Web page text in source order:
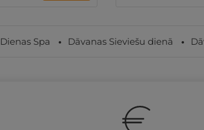
Dienas Spa Dāvanas Sieviešu dienā